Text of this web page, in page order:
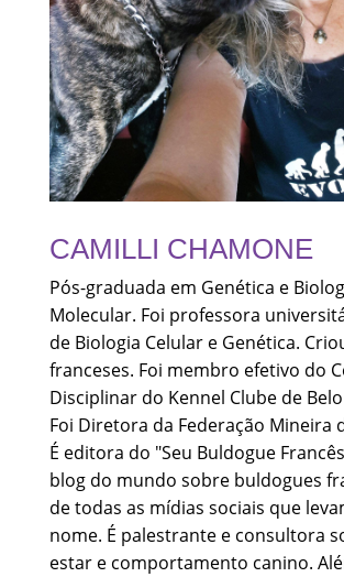
CAMILLI CHAMONE
Pós-graduada em Genética e
Molecular. Foi professora
de Biologia Celular e Genética.
franceses. Foi membro efetivo do
Disciplinar do Kennel Clube de
Foi Diretora da Federação Mineira
É editora do "Seu Buldogue
blog do mundo sobre buldogues
de todas as mídias sociais que
nome. É palestrante e consultora
estar e comportamento canino.